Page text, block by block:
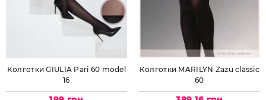
Колготки GIULIA Pari 60 model
16
Колготки MARILYN Zazu classic
60